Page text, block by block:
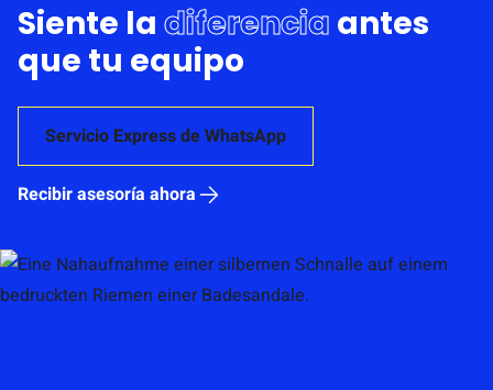
Siente la diferencia antes
que tu equipo
Servicio Express de WhatsApp
Recibir asesoría ahora